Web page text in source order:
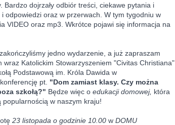
Bardzo dojrzały odbiór treści, ciekawe pytania i
odpowiedzi oraz w przerwach. W tym tygodniu w
VIDEO oraz mp3. Wkrótce pojawi się informacja na
jedno wydarzenie, a już zapraszam
wraz Katolickim Stowarzyszeniem "Civitas Christiana"
Podstawową im. Króla Dawida w
pt. "Dom zamiast klasy. Czy można
szkołą?" Będze więc o edukacji domowej, która
popularnością w naszym kraju!
23 listopada o godzinie 10.00 w DOMU